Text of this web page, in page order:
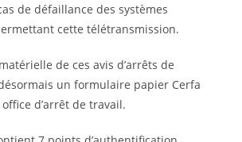
de défaillance des systèmes
cette télétransmission.
de ces avis d’arrêts de
un formulaire papier Cerfa
d’arrêt de travail.